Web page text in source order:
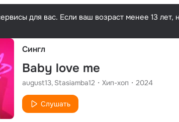
для вас. Если ваш возраст менее 13
Сингл
Baby love me
august13 Stasiamba12 Хип-хоп 2024
Слушать